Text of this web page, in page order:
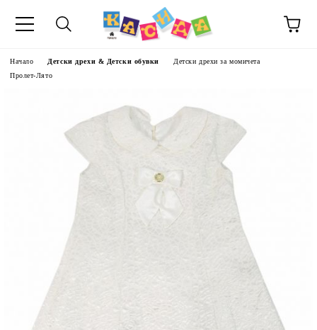
Начало Детски дрехи & Детски обувки
Детски дрехи за момичета
Пролет-Лято